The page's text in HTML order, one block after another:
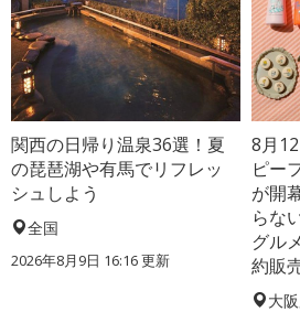
関西の日帰り温泉36選！夏
の琵琶湖や有馬でリフレッ
シュしよう
全国
2026年8月9日 16:16更新
8月
ピー
が開
らな
グル
約販
大